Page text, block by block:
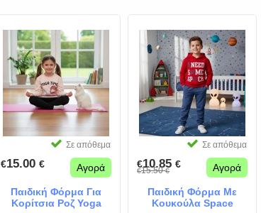
Σε απόθεμα
€15.00 € Αγορά
Παιδική Φόρμα Για
Κορίτσια Ροζ Yoga
Σε απόθεμα
€10.85 €
€15.50€ Αγορά
Παιδική Φόρμα Με
Κουκούλα Space